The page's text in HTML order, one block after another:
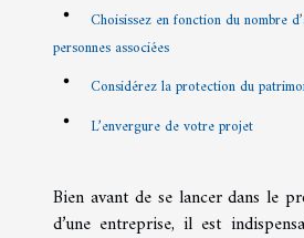
Choisissez en fonction du nombre
personnes associées
Considérez la protection du
L’envergure de votre projet
Bien avant de se lancer dans le
d’une entreprise, il est